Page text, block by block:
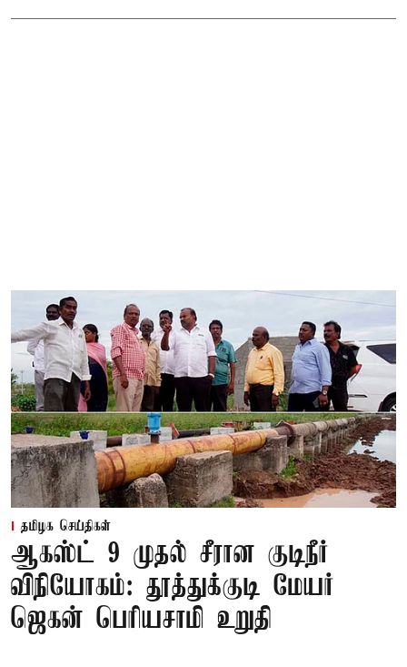
தமிழக செய்திகள்
ஆகஸ்ட் 9 முதல் சீரான குடிநீர்
விநியோகம்: தூத்துக்குடி மேயர்
ஜெகன் பெரியசாமி உறுதி